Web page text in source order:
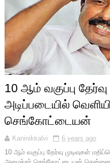
10 ஆம் வகுப்பு
அடிப்படையில்
செங்கோட்டையன்
Kaninikkalvi
6 years ago
10 ஆம் வகுப்பு தேர்வு முடிவுகள்